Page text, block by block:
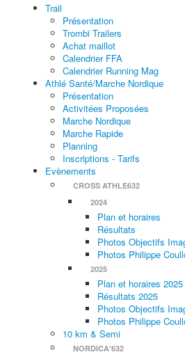
Trail
Présentation
Trombi Trailers
Achat maillot
Calendrier FFA
Calendrier Running Mag
Athlé Santé/Marche Nordique
Présentation
Activitées Proposées
Marche Nordique
Marche Rapide
Planning
Inscriptions - Tarifs
Evènements
CROSS ATHLE632
2024
Plan et horaires
Résultats
Photos Objectifs
Photos Philippe
2025
Plan et horaires 2025
Résultats 2025
Photos Objectifs
Photos Philippe
10 km & Semi
NORDICA'632